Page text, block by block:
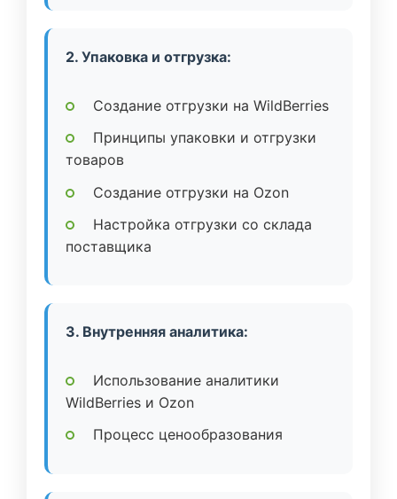
2. Упаковка и отгрузка:
Создание отгрузки на WildBerries
Принципы упаковки и отгрузки
товаров
Создание отгрузки на Ozon
Настройка отгрузки со склада
поставщика
3. Внутренняя аналитика:
Использование аналитики
WildBerries и Ozon
Процесс ценообразования